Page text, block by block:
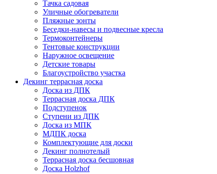
Тачка садовая
Уличные обогреватели
Пляжные зонты
Беседки-навесы и подвесные кресла
Термоконтейнеры
Тентовые конструкции
Наружное освещение
Детские товары
Благоустройство участка
Декинг террасная доска
Доска из ДПК
Террасная доска ДПК
Подступенок
Ступени из ДПК
Доска из МПК
МДПК доска
Комплектующие для доски
Декинг полнотелый
Террасная доска бесшовная
Доска Holzhof